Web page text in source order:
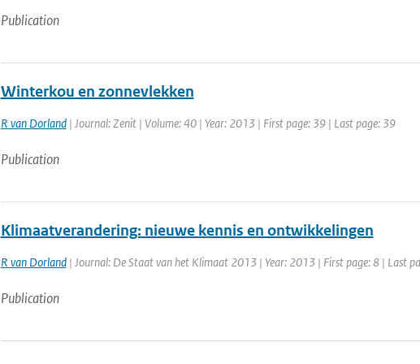
Publication
Winterkou en zonnevlekken
R van Dorland| Journal: Zenit | Volume: 40 | Year: 2013 | First page: 39 | Last page: 39
Publication
Klimaatverandering: nieuwe kennis en ontwikkelingen
R van Dorland| Journal: De Staat van het Klimaat 2013 | Year: 2013 | First page: 8 | Last
Publication